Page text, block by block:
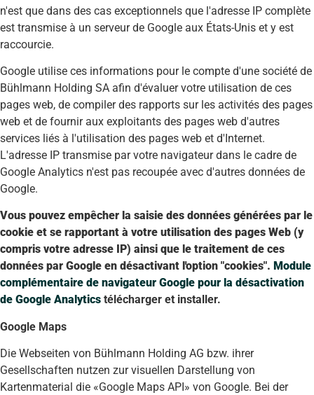
n'est que dans des cas exceptionnels que l'adresse IP complète
est transmise à un serveur de Google aux États-Unis et y est
raccourcie.
Google utilise ces informations pour le compte d'une société de
Bühlmann Holding SA afin d'évaluer votre utilisation de ces
pages web, de compiler des rapports sur les activités des pages
web et de fournir aux exploitants des pages web d'autres
services liés à l'utilisation des pages web et d'Internet.
L'adresse IP transmise par votre navigateur dans le cadre de
Google Analytics n'est pas recoupée avec d'autres données de
Google.
Vous pouvez empêcher la saisie des données générées par le
cookie et se rapportant à votre utilisation des pages Web (y
compris votre adresse IP) ainsi que le traitement de ces
données par Google en désactivant l'option "cookies". Module
complémentaire de navigateur Google pour la désactivation
de Google Analytics télécharger et installer.
Google Maps
Die Webseiten von Bühlmann Holding AG bzw. ihrer
Gesellschaften nutzen zur visuellen Darstellung von
Kartenmaterial die «Google Maps API» von Google. Bei der